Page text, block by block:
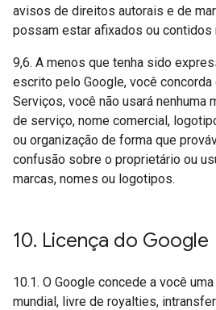
avisos de direitos autorais e de
possam estar afixados ou contidos
9,6. A menos que tenha sido
escrito pelo Google, você concorda
Serviços, você não usará nenhuma
de serviço, nome comercial,
ou organização de forma que
confusão sobre o proprietário ou
marcas, nomes ou logotipos.
10. Licença do Google
10.1. O Google concede a você
mundial, livre de royalties,